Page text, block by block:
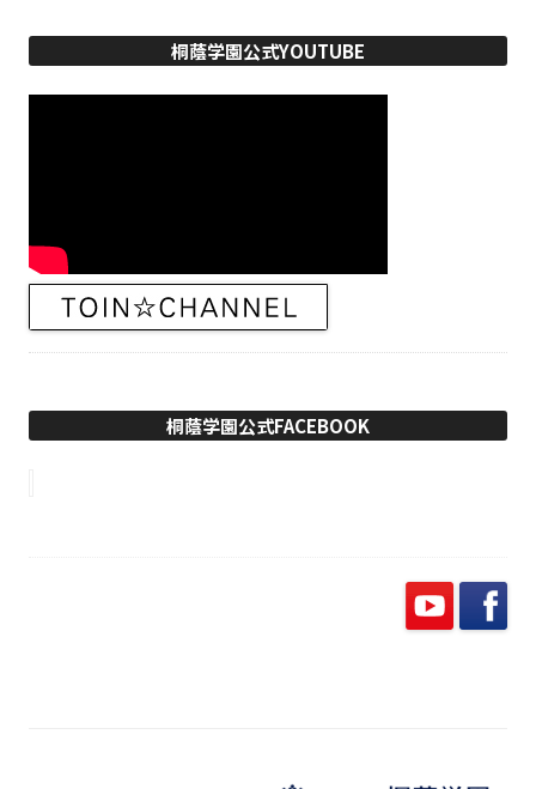
桐蔭学園公式YOUTUBE
桐蔭学園公式FACEBOOK